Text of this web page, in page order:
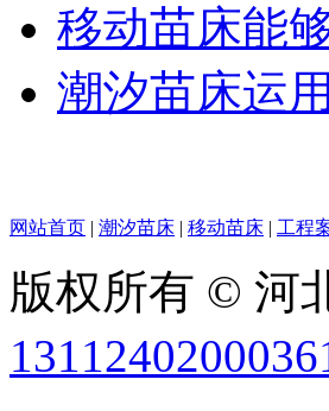
移动苗床能
潮汐苗床运
网站首页 | 潮汐苗床 | 移动苗床 | 工程
版权所有 © 河